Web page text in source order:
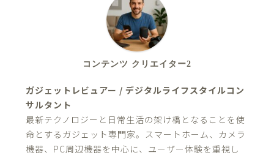
コンテンツ クリエイター2
ガジェットレビュアー / デジタルライフスタイルコン
サルタント
最新テクノロジーと日常生活の架け橋となることを使
命とするガジェット専門家。スマートホーム、カメラ
機器、PC周辺機器を中心に、ユーザー体験を重視し